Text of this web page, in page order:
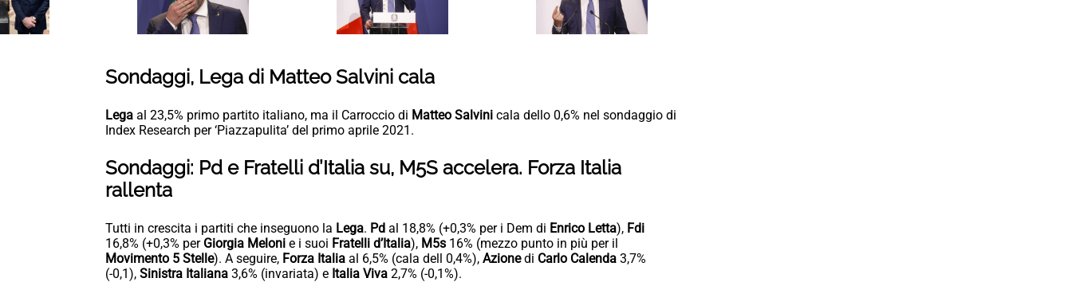
Sondaggi, Lega di Matteo Salvini cala
Lega al 23,5% primo partito italiano, ma il Carroccio di Matteo Salvini cala dello 0,6% nel sondaggio di
Index Research per ‘Piazzapulita’ del primo aprile 2021.
Sondaggi: Pd e Fratelli d’Italia su, M5S accelera. Forza Italia
rallenta
Tutti in crescita i partiti che inseguono la Lega. Pd al 18,8% (+0,3% per i Dem di Enrico Letta), Fdi
16,8% (+0,3% per Giorgia Meloni e i suoi Fratelli d’Italia), M5s 16% (mezzo punto in più per il
Movimento 5 Stelle). A seguire, Forza Italia al 6,5% (cala dell 0,4%), Azionedi Carlo Calenda 3,7%
(-0,1), Sinistra Italiana 3,6% (invariata) e Italia Viva 2,7% (-0,1%).